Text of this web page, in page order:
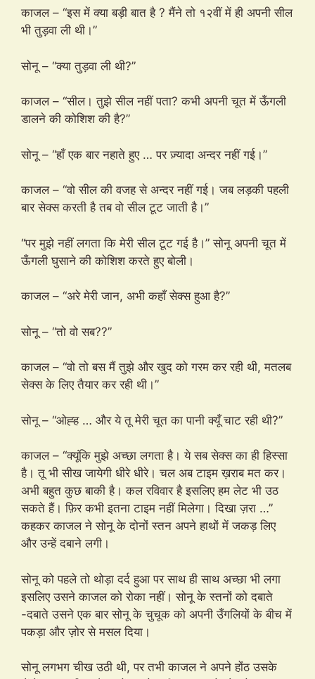
काजल – “इस में क्या बड़ी बात है ? मैंने तो १२वीं में ही अपनी सील
भी तुड़वा ली थी।”
सोनू – “क्या तुड़वा ली थी?”
काजल – “सील। तुझे सील नहीं पता? कभी अपनी चूत में ऊँगली
डालने की कोशिश की है?”
सोनू – “हाँ एक बार नहाते हुए … पर ज़्यादा अन्दर नहीं गई।”
काजल – “वो सील की वजह से अन्दर नहीं गई। जब लड़की पहली
बार सेक्स करती है तब वो सील टूट जाती है।”
“पर मुझे नहीं लगता कि मेरी सील टूट गई है।” सोनू अपनी चूत में
ऊँगली घुसाने की कोशिश करते हुए बोली।
काजल – “अरे मेरी जान, अभी कहाँ सेक्स हुआ है?”
सोनू – “तो वो सब??”
काजल – “वो तो बस मैं तुझे और खुद को गरम कर रही थी, मतलब
सेक्स के लिए तैयार कर रही थी।”
सोनू – “ओह्ह … और ये तू मेरी चूत का पानी क्यूँ चाट रही थी?”
काजल – “क्यूंकि मुझे अच्छा लगता है। ये सब सेक्स का ही हिस्सा
है। तू भी सीख जायेगी धीरे धीरे। चल अब टाइम ख़राब मत कर।
अभी बहुत कुछ बाकी है। कल रविवार है इसलिए हम लेट भी उठ
सकते हैं। फ़िर कभी इतना टाइम नहीं मिलेगा। दिखा ज़रा …”
कहकर काजल ने सोनू के दोनों स्तन अपने हाथों में जकड़ लिए
और उन्हें दबाने लगी।
सोनू को पहले तो थोड़ा दर्द हुआ पर साथ ही साथ अच्छा भी लगा
इसलिए उसने काजल को रोका नहीं। सोनू के स्तनों को दबाते
-दबाते उसने एक बार सोनू के चुचूक को अपनी उँगलियों के बीच में
पकड़ा और ज़ोर से मसल दिया।
सोनू लगभग चीख उठी थी, पर तभी काजल ने अपने होंठ उसके